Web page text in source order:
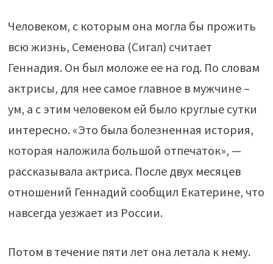
Человеком, с которым она могла бы прожить
всю жизнь, Семенова (Сигал) считает
Геннадия. Он был моложе ее на год. По словам
актрисы, для нее самое главное в мужчине –
ум, а с этим человеком ей было круглые сутки
интересно. «Это была болезненная история,
которая наложила большой отпечаток», —
рассказывала актриса. После двух месяцев
отношений Геннадий сообщил Екатерине, что
навсегда уезжает из России.
Потом в течение пяти лет она летала к нему.